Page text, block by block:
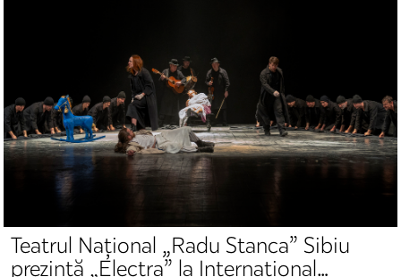
Teatrul Național „Radu Stanca” Sibiu
prezintă „Electra” la International